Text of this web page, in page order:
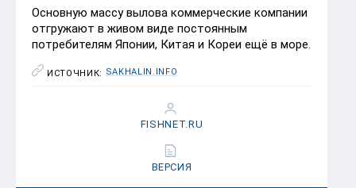
Основную массу вылова коммерческие компании
отгружают в живом виде постоянным
потребителям Японии, Китая и Кореи ещё в море.
ИСТОЧНИК: SAKHALIN.INFO
FISHNET.RU
ВЕРСИЯ